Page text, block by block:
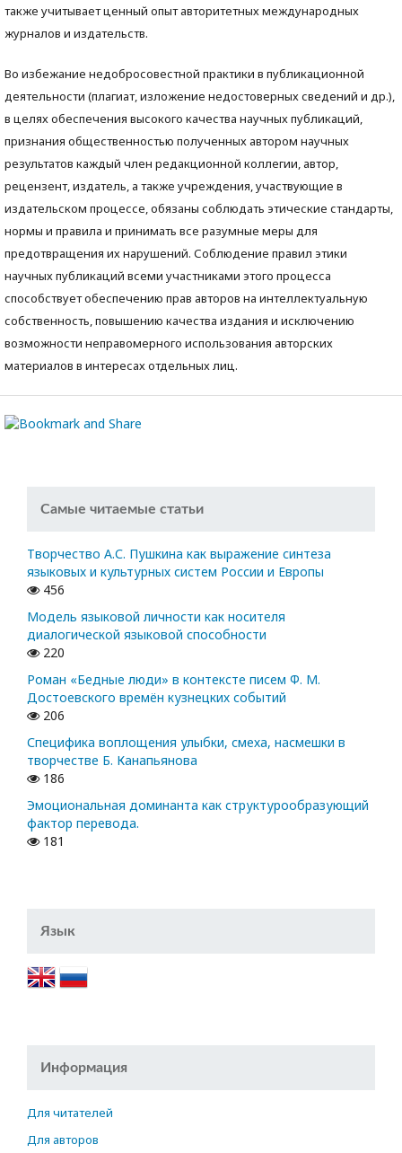
также учитываeт ценный опыт авторитетных международных
журналов и издательств.
Во избежание недобросовестной практики в публикационной
деятельности (плагиат, изложение недостоверных сведений и др.),
в целях обеспечения высокого качества научных публикаций,
признания общественностью полученных автором научных
результатов каждый член редакционной коллегии, автор,
рецензент, издатель, а также учреждения, участвующие в
издательском процессе, обязаны соблюдать этические стандарты,
нормы и правила и принимать все разумные меры для
предотвращения их нарушений. Соблюдение правил этики
научных публикаций всеми участниками этого процесса
способствует обеспечению прав авторов на интеллектуальную
собственность, повышению качества издания и исключению
возможности неправомерного использования авторских
материалов в интересах отдельных лиц.
Самые читаемые статьи
Творчество А.С. Пушкина как выражение синтеза
языковых и культурных систем России и Европы
456
Модель языковой личности как носителя
диалогической языковой способности
220
Роман «Бедные люди» в контексте писем Ф. М.
Достоевского времён кузнецких событий
206
Специфика воплощения улыбки, смеха, насмешки в
творчестве Б. Канапьянова
186
Эмоциональная доминанта как структурообразующий
фактор перевода.
181
Язык
Информация
Для читателей
Для авторов